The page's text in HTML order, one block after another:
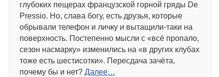
глубоких пещерах французской горной гряды De
Pressio. Но, слава богу, есть друзья, которые
обрывали телефон и личку и вытащили-таки на
поверхность. Постепенно мысли с «всё пропало,
сезон насмарку» изменились на «в других клубах
тоже есть шестисотки». Пересдача зачёта,
почему бы и нет? Далее…